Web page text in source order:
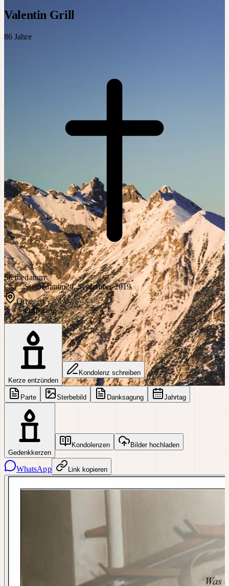
Valentin Grill
86 Jahre
Sterbedatum
Sterbedatum20. September 2019
Ort
OrtInzing
Kerze entzünden
Kondolenz schreiben
Parte Sterbebild Danksagung Jahrtag
Gedenkkerzen
Kondolenzen Bilder hochladen
WhatsApp Link kopieren